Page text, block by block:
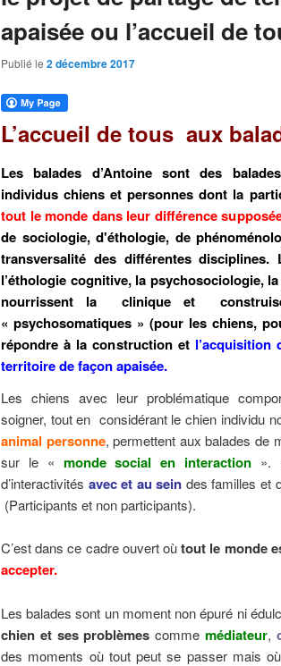
apaisée ou l’accueil de
Publié le 2 décembre 2017
L’accueil de tous aux
Les balades d’Antoine sont des
individus chiens et personnes dont la
tout le monde dans leur différence
de sociologie, d'éthologie, de
transversalité des différentes
l’éthologie cognitive, la psychosociologie,
nourrissent la clinique et
« psychosomatiques » (pour les chiens,
répondre à la construction et
territoire de façon apaisée.
Les chiens avec leur problématique
soigner, tout en considérant le chien individu
animal personne, permettent aux balades
sur le « monde social en interaction ».
d’interactivités avec et au sein des familles et
(Participants et non participants).
C’est dans ce cadre ouvert oùtout le monde
accepter.
Les balades sont un moment non épuré ni
chien et ses problèmes commemédiateur,
des moments où tout peut se passer mais